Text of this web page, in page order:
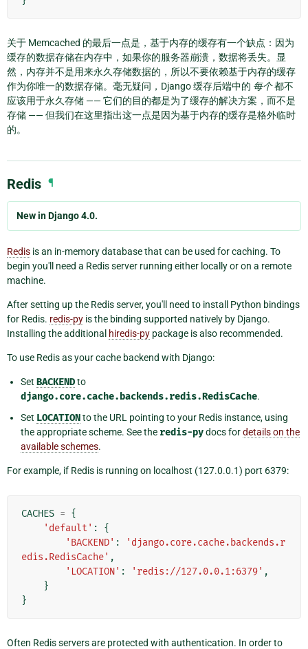
关于 Memcached 的最后一点是，基于内存的缓存有一个缺点：因为
缓存的数据存储在内存中，如果你的服务器崩溃，数据将丢失。显
然，内存并不是用来永久存储数据的，所以不要依赖基于内存的缓存
作为你唯一的数据存储。毫无疑问，Django 缓存后端中的 每个都不
应该用于永久存储 —— 它们的目的都是为了缓存的解决方案，而不是
存储 —— 但我们在这里指出这一点是因为基于内存的缓存是格外临时
的。
Redis ¶
New in Django 4.0.
Redis is an in-memory database that can be used for caching. To
begin you'll need a Redis server running either locally or on a remote
machine.
After setting up the Redis server, you'll need to install Python bindings
for Redis. redis-py is the binding supported natively by Django.
Installing the additional hiredis-py package is also recommended.
To use Redis as your cache backend with Django:
Set BACKENDto
django.core.cache.backends.redis.RedisCache.
Set LOCATIONto the URL pointing to your Redis instance, using
the appropriate scheme. See the redis-pydocs fordetails on the
available schemes.
For example, if Redis is running on localhost (127.0.0.1) port 6379:
CACHES = {
'default' :
{
'BACKEND' :
'django.core.cache.backends.r
edis.RedisCache' ,
'LOCATION' : 'redis://127.0.0.1:6379' ,
}
}
Often Redis servers are protected with authentication. In order to